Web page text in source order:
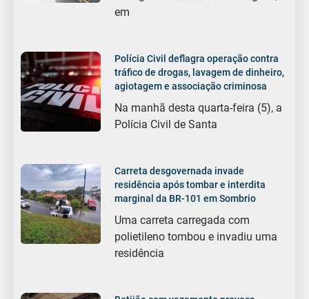
em
Polícia Civil deflagra operação contra
tráfico de drogas, lavagem de dinheiro,
agiotagem e associação criminosa
Na manhã desta quarta-feira (5), a
Polícia Civil de Santa
Carreta desgovernada invade
residência após tombar e interdita
marginal da BR-101 em Sombrio
Uma carreta carregada com
polietileno tombou e invadiu uma
residência